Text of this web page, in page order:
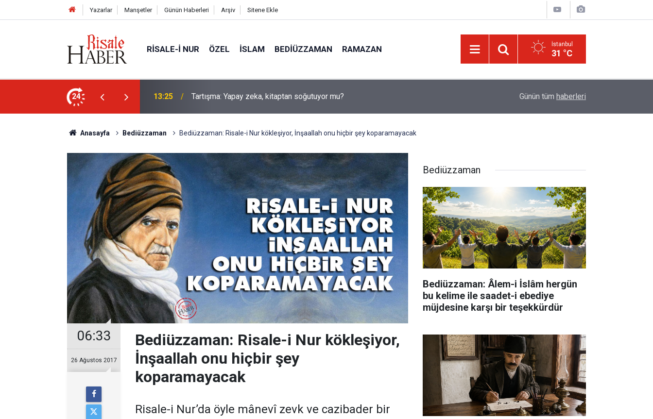
Yazarlar Manşetler Günün Haberleri Arşiv Sitene Ekle
RISALE-I NUR ÖZEL İSLAM BEDIÜZZAMAN RAMAZAN İstanbul
31 °C
24
ayrıntılı görüntüsü çekildi 13:25 Tartışma: Yapay zeka, kitaptan soğutuyor mu? Âyet kavramının çok bilinmeyen farklı bir yönü
Günün tüm haberleri
Anasayfa Bediüzzaman Bediüzzaman: Risale-i Nur kökleşiyor, İnşaallah onu hiçbir şey koparamayacak
06:33
26 Ağustos 2017
Bediüzzaman: Risale-i Nur kökleşiyor,
İnşaallah onu hiçbir şey
koparamayacak
Risale-i Nur’da öyle mânevî zevk ve cazibader bir
Bediüzzaman
Bediüzzaman: Âlem-i İslâm hergün
bu kelime ile saadet-i ebediye
müjdesine karşı bir teşekkürdür